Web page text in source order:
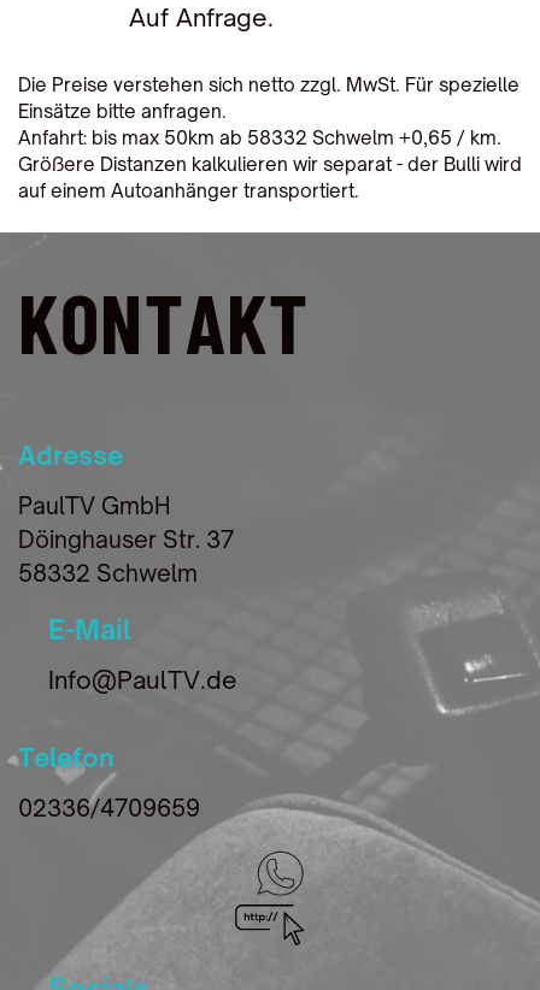
Auf Anfrage.
Die Preise verstehen sich netto zzgl. MwSt. Für spezielle
Einsätze bitte anfragen.
Anfahrt: bis max 50km ab 58332 Schwelm +0,65 / km.
Größere Distanzen kalkulieren wir separat - der Bulli wird
auf einem Autoanhänger transportiert.
KONTAKT
Adresse
PaulTV GmbH
Döinghauser Str. 37
58332 Schwelm
E-Mail
Info@PaulTV.de
Telefon
02336/4709659